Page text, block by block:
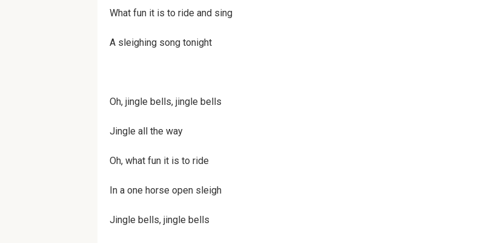
What fun it is to ride and sing
A sleigh­ing song tonight
Oh, jin­gle bells, jin­gle bells
Jin­gle all the way
Oh, what fun it is to ride
In a one horse open sleigh
Jin­gle bells, jin­gle bells